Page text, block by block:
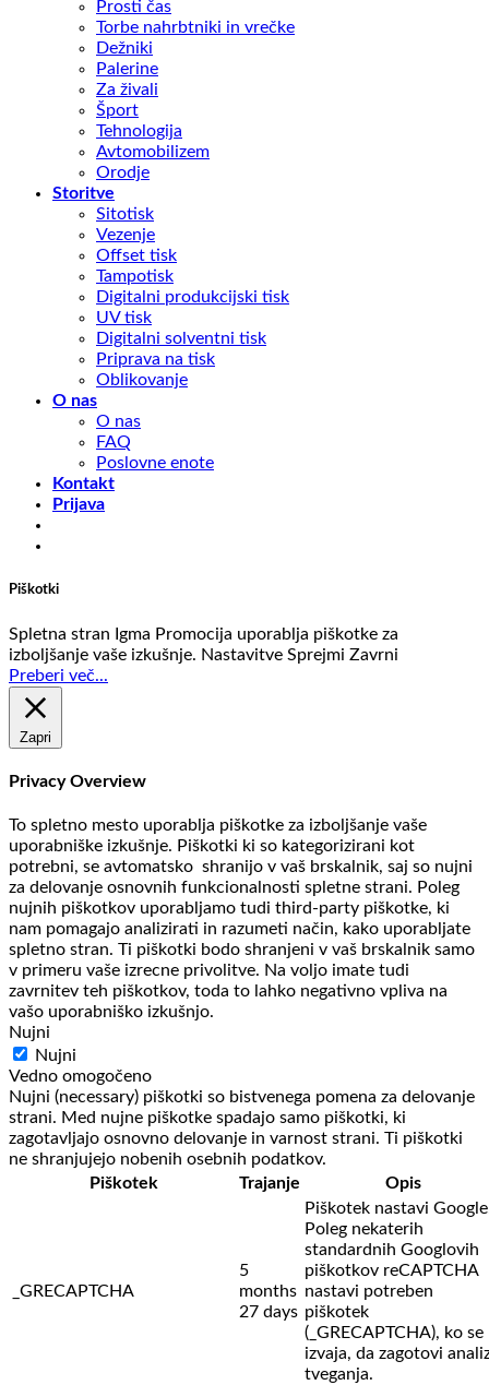
Prosti čas
Torbe nahrbtniki in vrečke
Dežniki
Palerine
Za živali
Šport
Tehnologija
Avtomobilizem
Orodje
Storitve
Sitotisk
Vezenje
Offset tisk
Tampotisk
Digitalni produkcijski tisk
UV tisk
Digitalni solventni tisk
Priprava na tisk
Oblikovanje
O nas
O nas
FAQ
Poslovne enote
Kontakt
Prijava
Piškotki
Spletna stran Igma Promocija uporablja piškotke za
izboljšanje vaše izkušnje. Nastavitve Sprejmi Zavrni
Preberi več...
Zapri
Privacy Overview
To spletno mesto uporablja piškotke za izboljšanje vaše
uporabniške izkušnje. Piškotki ki so kategorizirani kot
potrebni, se avtomatsko shranijo v vaš brskalnik, saj so nujni
za delovanje osnovnih funkcionalnosti spletne strani. Poleg
nujnih piškotkov uporabljamo tudi third-party piškotke, ki
nam pomagajo analizirati in razumeti način, kako uporabljate
spletno stran. Ti piškotki bodo shranjeni v vaš brskalnik samo
v primeru vaše izrecne privolitve. Na voljo imate tudi
zavrnitev teh piškotkov, toda to lahko negativno vpliva na
vašo uporabniško izkušnjo.
Nujni
Nujni
Vedno omogočeno
Nujni (necessary) piškotki so bistvenega pomena za delovanje
strani. Med nujne piškotke spadajo samo piškotki, ki
zagotavljajo osnovno delovanje in varnost strani. Ti piškotki
ne shranjujejo nobenih osebnih podatkov.
Piškotek
Trajanje Opis
_GRECAPTCHA
5
months
27 days
Piškotek nastavi
Poleg nekaterih
standardnih Googlovih
piškotkov reCAPTCHA
nastavi potreben
piškotek
(_GRECAPTCHA), ko se
izvaja, da zagotovi
tveganja.